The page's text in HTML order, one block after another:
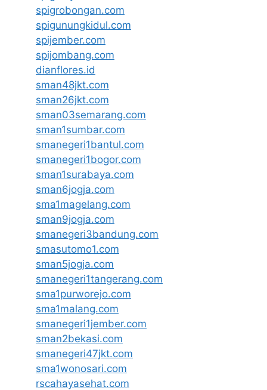
spigrobongan.com
spigunungkidul.com
spijember.com
spijombang.com
dianflores.id
sman48jkt.com
sman26jkt.com
sman03semarang.com
sman1sumbar.com
smanegeri1bantul.com
smanegeri1bogor.com
sman1surabaya.com
sman6jogja.com
sma1magelang.com
sman9jogja.com
smanegeri3bandung.com
smasutomo1.com
sman5jogja.com
smanegeri1tangerang.com
sma1purworejo.com
sma1malang.com
smanegeri1jember.com
sman2bekasi.com
smanegeri47jkt.com
sma1wonosari.com
rscahayasehat.com